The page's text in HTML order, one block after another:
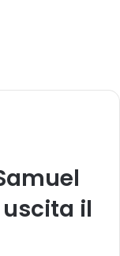
uscita il